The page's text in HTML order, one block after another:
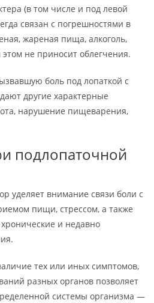
(в том числе и под левой
связан с погрешностями в
жареная пища, алкоголь,
не приносит облегчения.
боль под лопаткой с
другие характерные
нарушение пищеварения,
подлопаточной
уделяет внимание связи боли с
пищи, стрессом, а также
и недавно
тех или иных симптомов,
разных органов позволяет
системы организма —